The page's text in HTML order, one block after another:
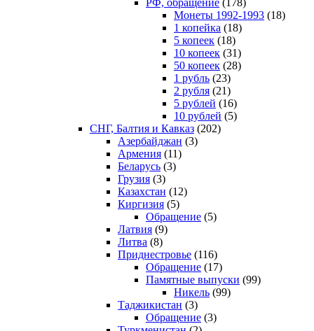
Монеты 1992-1993 (18)
1 копейка (18)
5 копеек (18)
10 копеек (31)
50 копеек (28)
1 рубль (23)
2 рубля (21)
5 рублей (16)
10 рублей (5)
СНГ, Балтия и Кавказ (202)
Азербайджан (3)
Армения (11)
Беларусь (3)
Грузия (3)
Казахстан (12)
Киргизия (5)
Обращение (5)
Латвия (9)
Литва (8)
Приднестровье (116)
Обращение (17)
Памятные выпуски (99)
Никель (99)
Таджикистан (3)
Обращение (3)